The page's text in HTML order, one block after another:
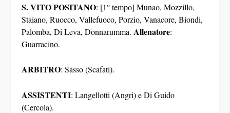
S. VITO POSITANO: [1° tempo] Munao, Mozzillo,
Staiano, Ruocco, Vallefuoco, Porzio, Vanacore, Biondi,
Palomba, Di Leva, Donnarumma. Allenatore:
Guarracino.
ARBITRO: Sasso (Scafati).
ASSISTENTI: Langellotti (Angri) e Di Guido
(Cercola).